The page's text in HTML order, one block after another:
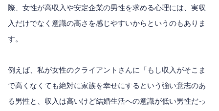
際、女性が高収入や安定企業の男性を求める心理には、実収
入だけでなく意識の高さを感じやすいからというのもありま
す。
例えば、私が女性のクライアントさんに「もし収入がそこま
で高くなくても絶対に家族を幸せにするという強い意志のあ
る男性と、収入は高いけど結婚生活への意識が低い男性だっ